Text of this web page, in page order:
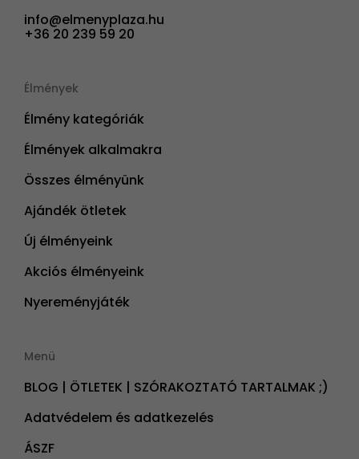
info@elmenyplaza.hu
+36 20 239 59 20
Élmények
Élmény kategóriák
Élmények alkalmakra
Összes élményünk
Ajándék ötletek
Új élményeink
Akciós élményeink
Nyereményjáték
Menü
BLOG | ÖTLETEK | SZÓRAKOZTATÓ TARTALMAK ;)
Adatvédelem és adatkezelés
ÁSZF